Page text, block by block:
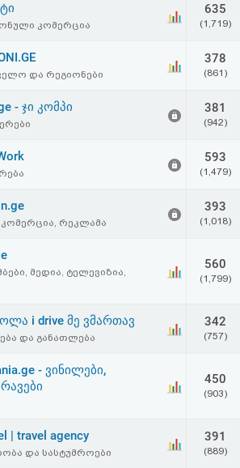
კომერცია
635
(1,719)
და რეგიონები
378
(861)
- ჯი კომპი 381
(942)
593
(1,479)
კომერცია, რეკლამა
393
(1,018)
მედია, ტელევიზია,
560
(1,799)
i drive მე ვმართავ
და განათლება
342
(757)
- ვინილები,
450
(903)
| travel agency
და სასტუმროები
391
(889)